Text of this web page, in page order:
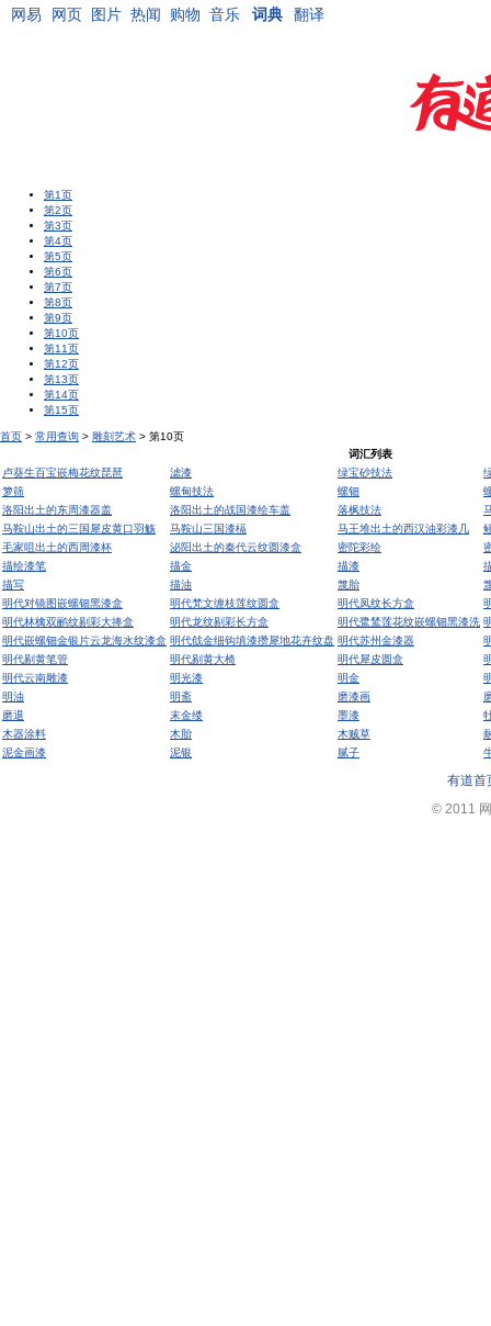
网易 网页 图片 热闻 购物 音乐 词典 翻译
第1页
第2页
第3页
第4页
第5页
第6页
第7页
第8页
第9页
第10页
第11页
第12页
第13页
第14页
第15页
首页 > 常用查询 > 雕刻艺术 > 第10页
词汇列表
卢葵生百宝嵌梅花纹琵琶
滤漆 绿宝砂技法
箩筛
螺甸技法 螺钿
洛阳出土的东周漆器盖
洛阳出土的战国漆绘车盖 落枫技法
马鞍山出土的三国犀皮黄口羽觞
马鞍山三国漆槅 马王堆出土的西汉油彩漆几
毛家咀出土的西周漆杯
泌阳出土的秦代云纹圆漆盒 密陀彩绘
描绘漆笔
描金 描漆
描写
描油 篾胎
明代对镜图嵌螺钿黑漆盒
明代梵文缠枝莲纹圆盒 明代凤纹长方盒
明代林檎双鹂纹剔彩大捧盒
明代龙纹剔彩长方盒 明代鹭鸶莲花纹嵌螺钿黑漆洗
明代嵌螺钿金银片云龙海水纹漆盒 明代戗金细钩填漆攒犀地花卉纹盘 明代苏州金漆器
明代剔黄笔管
明代剔黄大椅 明代犀皮圆盒
明代云南雕漆
明光漆 明金
明油
明斋 磨漆画
磨退
末金缕 墨漆
木器涂料
木胎 木贼草
泥金画漆
泥银 腻子
有道首
© 2011